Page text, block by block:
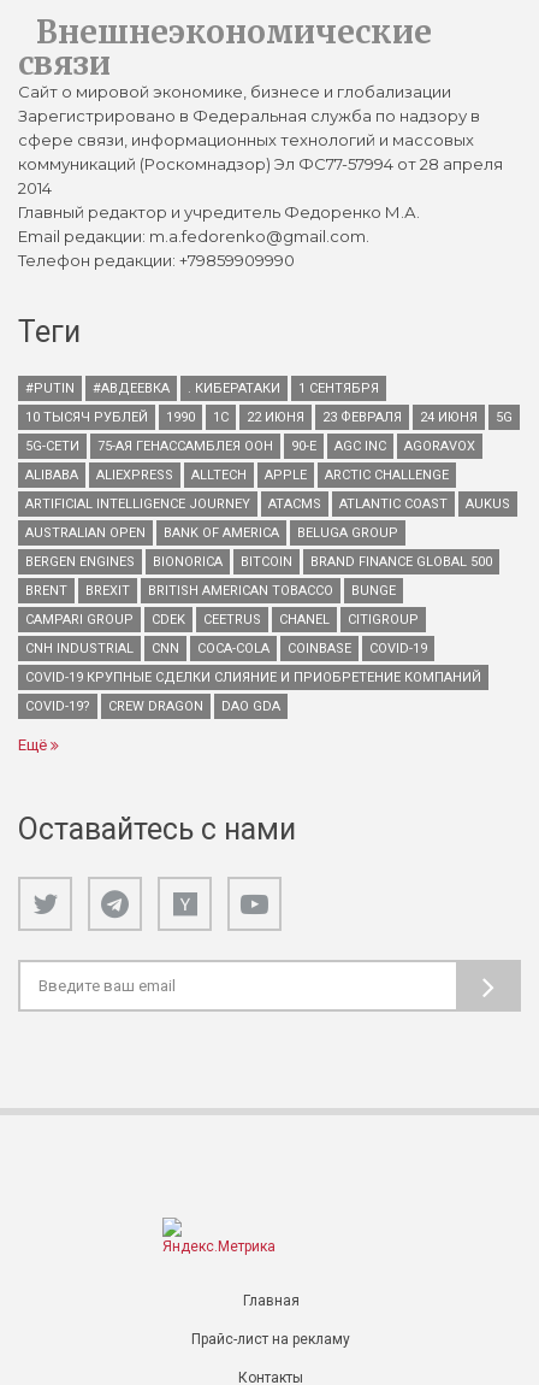
Внешнеэкономические
связи
Сайт о мировой экономике, бизнесе и глобализации
Зарегистрировано в Федеральная служба по надзору в
сфере связи, информационных технологий и массовых
коммуникаций (Роскомнадзор) Эл ФС77-57994 от 28 апреля
2014
Главный редактор и учредитель Федоренко М.А.
Email редакции: m.a.fedorenko@gmail.com.
Телефон редакции: +79859909990
Теги
#PUTIN #АВДЕЕВКА . КИБЕРАТАКИ
1 СЕНТЯБРЯ
10 ТЫСЯЧ РУБЛЕЙ
1990 1С 22 ИЮНЯ 23 ФЕВРАЛЯ 24 ИЮНЯ
5G
5G-СЕТИ
75-АЯ ГЕНАССАМБЛЕЯ ООН 90-Е AGC INC
AGORAVOX
ALIBABA
ALIEXPRESS ALLTECH APPLE
ARCTIC CHALLENGE
ARTIFICIAL INTELLIGENCE JOURNEY
ATACMS ATLANTIC COAST
AUKUS
AUSTRALIAN OPEN
BANK OF AMERICA
BELUGA GROUP
BERGEN ENGINES
BIONORICA BITCOIN
BRAND FINANCE GLOBAL 500
BRENT
BREXIT BRITISH AMERICAN TOBACCO
BUNGE
CAMPARI GROUP
CDEK CEETRUS CHANEL
CITIGROUP
CNH INDUSTRIAL
CNN COCA-COLA COINBASE
COVID-19
COVID-19 КРУПНЫЕ СДЕЛКИ СЛИЯНИЕ И ПРИОБРЕТЕНИЕ КОМПАНИЙ
COVID-19?
CREW DRAGON DAO GDA
Ещё
Оставайтесь с нами
Главная
Прайс-лист на рекламу
Контакты